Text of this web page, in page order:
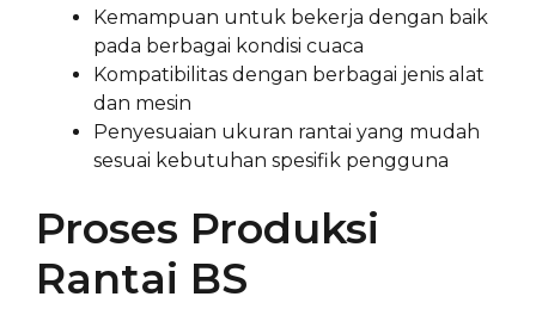
Kemampuan untuk bekerja dengan baik
pada berbagai kondisi cuaca
Kompatibilitas dengan berbagai jenis alat
dan mesin
Penyesuaian ukuran rantai yang mudah
sesuai kebutuhan spesifik pengguna
Proses Produksi
Rantai BS